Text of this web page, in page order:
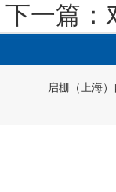
下一篇：
启栅（上海